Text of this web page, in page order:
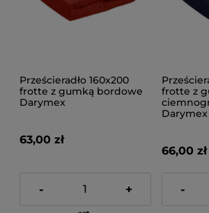
Prześcieradło 160x200
frotte z gumką bordowe
Darymex
63,00 zł
- +
frotte z
Darymex
66,00 zł
-